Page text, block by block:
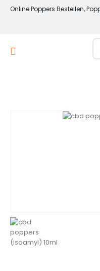
Online Poppers Bestellen,